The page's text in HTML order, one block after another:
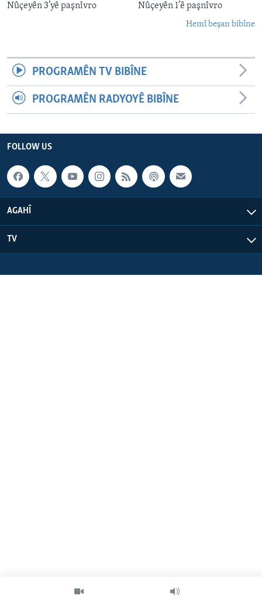
Nûçeyên 3’yê paşnîvro Nûçeyên 1’ê paşnîvro
Hemî beşan bibîne
PROGRAMÊN TV BIBÎNE
PROGRAMÊN RADYOYÊ BIBÎNE
FOLLOW US
AGAHÎ
TV